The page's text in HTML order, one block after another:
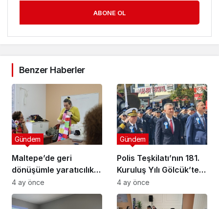
ABONE OL
Benzer Haberler
Maltepe’de geri
dönüşümle yaratıcılık
buluştu
Gündem
4 ay önce
Polis Teşkilatı’nın 181.
Kuruluş Yılı Gölcük’te
Törenle Kutlandı
Gündem
4 ay önce